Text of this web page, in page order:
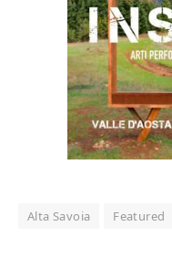
Alta Savoia Featured